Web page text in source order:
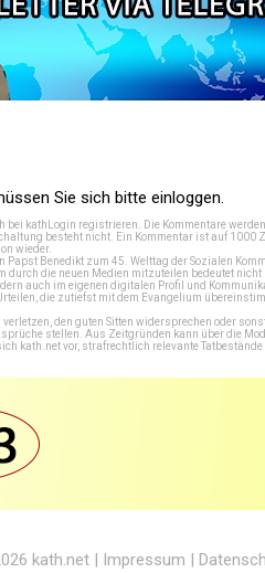
Sie sich bitte einloggen.
bei kathLogin registrieren . Die Kommentare
besteht nicht. Ein Kommentar ist auf 1000
wieder.
Benedikt zum 45. Welttag der Sozialen
durch die neuen Medien mitzuteilen bedeutet
auch im eigenen digitalen Profil und
die zutiefst mit dem Evangelium
den guten Sitten widersprechen oder
stellen. Aus Zeitgründen kann über die
kath.net vor, strafrechtlich relevante
kath.net | Impressum |